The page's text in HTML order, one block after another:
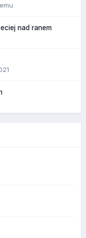
nad ranem